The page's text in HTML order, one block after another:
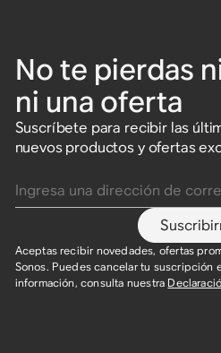
No te pierdas
ni una oferta
Suscríbete para recibir las
nuevos productos y ofertas
Aceptas recibir novedades, ofertas
Sonos. Puedes cancelar tu suscripción
información, consulta nuestra